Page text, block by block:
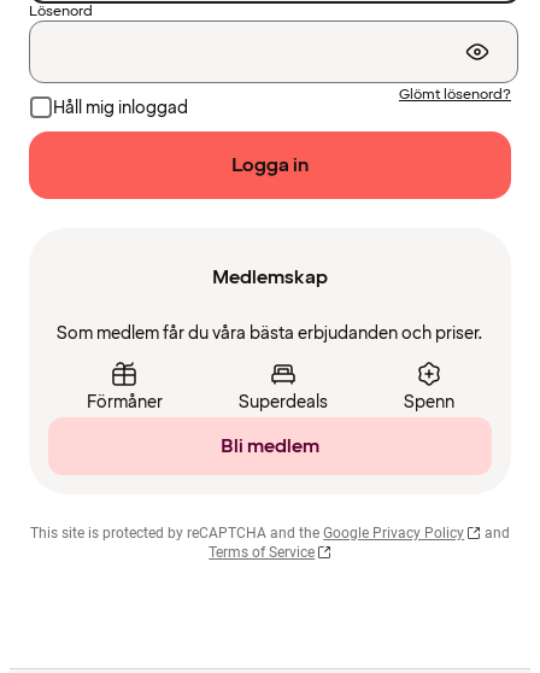
Lösenord
Håll mig inloggad
Glömt lösenord?
Logga in
Medlemskap
Som medlem får du våra bästa erbjudanden och priser.
Förmåner Superdeals Spenn
Bli medlem
This site is protected by reCAPTCHA and the Google Privacy Policy
and
Terms of Service